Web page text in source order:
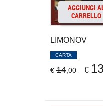
AGGIUNGI
CARRELLO
LIMONOV
CARTA
€14,00 €